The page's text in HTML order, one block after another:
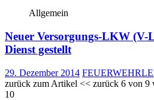
Allgemein
Neuer Versorgungs-LKW
Dienst gestellt
29. Dezember 2014
zurück zum Artikel << zurück 6 von 9
10